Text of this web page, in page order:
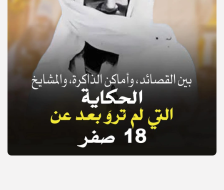
© Copyright 2025, APS